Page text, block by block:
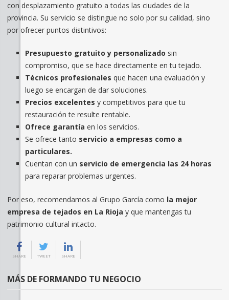
con desplazamiento gratuito a todas las ciudades de la
provincia. Su servicio se distingue no solo por su calidad, sino
por ofrecer puntos distintivos:
Presupuesto gratuito y personalizado sin
compromiso, que se hace directamente en tu tejado.
Técnicos profesionales que hacen una evaluación y
luego se encargan de dar soluciones.
Precios excelentes y competitivos para que tu
restauración te resulte rentable.
Ofrece garantía en los servicios.
Se ofrece tanto servicio a empresas como a
particulares.
Cuentan con un servicio de emergencia las 24 horas
para reparar problemas urgentes.
Por eso, recomendamos al Grupo García como la mejor
empresa de tejados en La Rioja y que mantengas tu
patrimonio cultural intacto.
SHARE TWEET SHARE
MÁS DE FORMANDO TU NEGOCIO